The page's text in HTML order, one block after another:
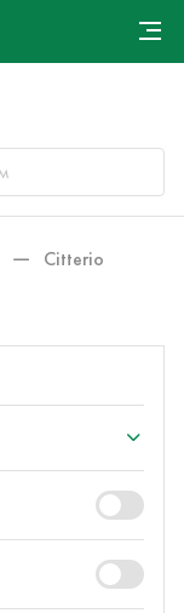
Оплата и доставка
Контакты
Citterio